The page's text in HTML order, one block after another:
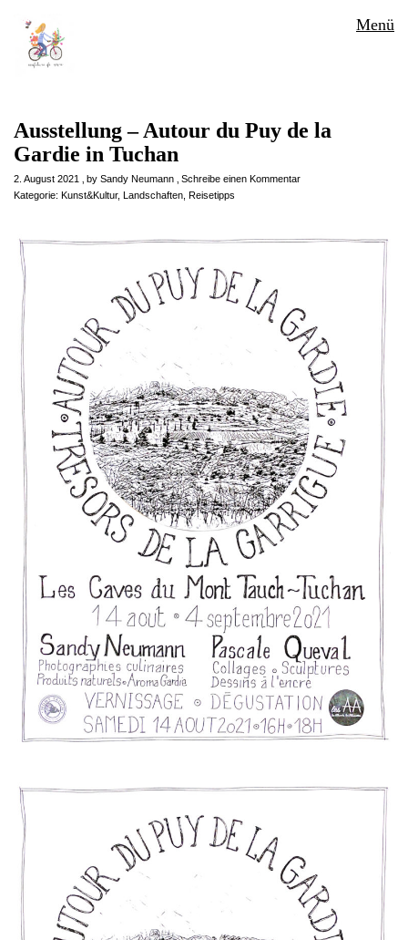
Menü
Ausstellung – Autour du Puy de la
Gardie in Tuchan
2. August 2021 by Sandy Neumann
Schreibe einen Kommentar
Kategorie: Kunst&Kultur, Landschaften Reisetipps